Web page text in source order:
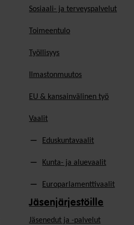
Sosiaali- ja terveyspalvelut
Toimeentulo
Työllisyys
Ilmastonmuutos
EU & kansainvälinen työ
Vaalit
Eduskuntavaalit
Kunta- ja aluevaalit
Europarlamenttivaalit
Jäsenjärjestöille
Jäsen­edut ja -palvelut